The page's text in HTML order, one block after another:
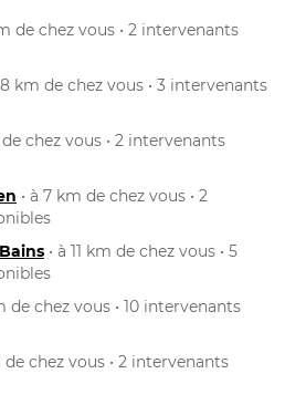
de chez vous • 2 intervenants
8 km de chez vous • 3 intervenants
de chez vous • 2 intervenants
• à 7 km de chez vous • 2
• à 11 km de chez vous • 5
de chez vous • 10 intervenants
de chez vous • 2 intervenants